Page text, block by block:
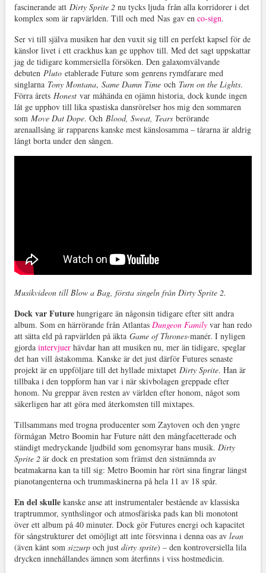
fascinerande att Dirty Sprite 2nu tycks ljuda från alla korridorer i det
komplex som är rapvärlden. Till och med Nas gav en co-sign.
Ser vi till själva musiken har den vuxit sig till en perfekt kapsel för de
känslor livet i ett crackhus kan ge upphov till. Med det sagt uppskattar
jag de tidigare kommersiella försöken. Den galaxomvälvande
debuten Plutoetablerade Future som genrens rymdfarare med
singlarna Tony Montana, Same Damn Timeoch Turn on the Lights.
Förra årets Honestvar måhända en ojämn historia, dock kunde ingen
låt ge upphov till lika spastiska dansrörelser hos mig den sommaren
som Move Dat Dope. Och Blood, Sweat, Tearsberörande
arenaallsång är rapparens kanske mest känslosamma – tårarna är aldrig
långt borta under den sången.
Musikvideon till Blow a Bag, första singeln från Dirty Sprite 2.
Dock var Futurehungrigare än någonsin tidigare efter sitt andra
album. Som en härrörande från Atlantas Dungeon Family var han redo
att sätta eld på rapvärlden på äkta Game of Thrones-manér. I nyligen
gjorda intervjuerhävdar han att musiken nu, mer än tidigare, speglar
det han vill åstakomma. Kanske är det just därför Futures senaste
projekt är en uppföljare till det hyllade mixtapet Dirty Sprite. Han är
tillbaka i den toppform han var i när skivbolagen greppade efter
honom. Nu greppar även resten av världen efter honom, något som
säkerligen har att göra med återkomsten till mixtapes.
Tillsammans med trogna producenter som Zaytoven och den yngre
förmågan Metro Boomin har Future nått den mångfacetterade och
ständigt medryckande ljudbild som genomsyrar hans musik. Dirty
Sprite 2är dock en prestation som främst den sistnämnda av
beatmakarna kan ta till sig: Metro Boomin har rört sina fingrar längst
pianotangenterna och trummaskinerna på hela 11 av 18 spår.
En del skullekanske anse att instrumentaler bestående av klassiska
traptrummor, synthslingor och atmosfäriska pads kan bli monotont
över ett album på 40 minuter. Dock gör Futures energi och kapacitet
för sångstrukturer det omöjligt att inte försvinna i denna oas av lean
(även känt som sizzurpoch just dirty sprite) – den kontroversiella lila
drycken innehållandes ämnen som återfinns i viss hostmedicin.